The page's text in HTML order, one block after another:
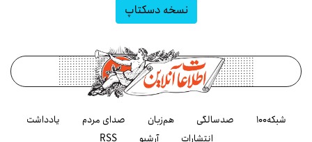
نسخه دسکتاپ
شبکه۱۰۰ صدسالگی هم‌زبان صدای مردم
یادداشت
انتشارات
آرشیو RSS